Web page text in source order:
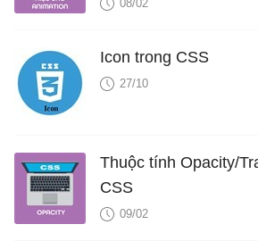
08/02
Icon trong CSS
27/10
Thuộc tính Opacity/
CSS
09/02